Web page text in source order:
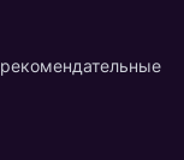
рекомендательные